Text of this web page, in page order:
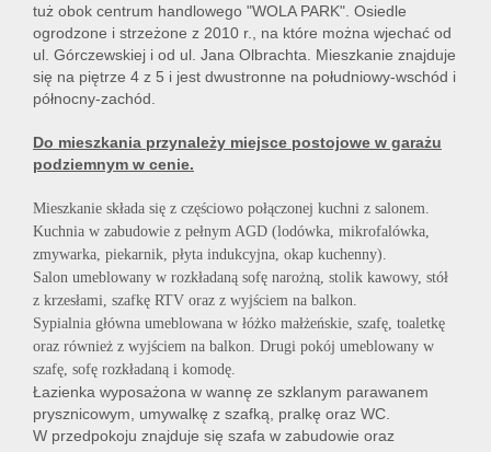
tuż obok centrum handlowego "WOLA PARK". Osiedle
ogrodzone i strzeżone z 2010 r., na które można wjechać od
ul. Górczewskiej i od ul. Jana Olbrachta. Mieszkanie znajduje
się na piętrze 4 z 5 i jest dwustronne na południowy-wschód i
północny-zachód.
Do mieszkania przynależy miejsce postojowe w garażu
podziemnym w cenie.
Mieszkanie składa się z częściowo połączonej kuchni z salonem.
Kuchnia w zabudowie z pełnym AGD (lodówka, mikrofalówka,
zmywarka, piekarnik, płyta indukcyjna, okap kuchenny).
Salon umeblowany w rozkładaną sofę narożną, stolik kawowy, stół
z krzesłami, szafkę RTV oraz z wyjściem na balkon.
Sypialnia główna umeblowana w łóżko małżeńskie, szafę, toaletkę
oraz również z wyjściem na balkon. Drugi pokój umeblowany w
szafę, sofę rozkładaną i komodę.
Łazienka wyposażona w wannę ze szklanym parawanem
prysznicowym, umywalkę z szafką, pralkę oraz WC.
W przedpokoju znajduje się szafa w zabudowie oraz